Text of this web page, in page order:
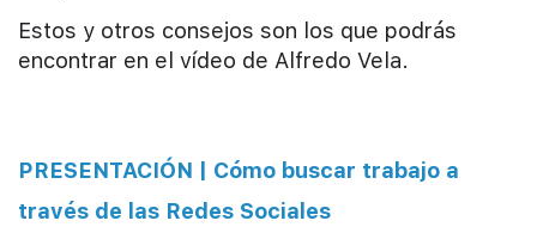
Estos y otros consejos son los que podrás
encontrar en el vídeo de Alfredo Vela.
PRESENTACIÓN | Cómo buscar trabajo a
través de las Redes Sociales